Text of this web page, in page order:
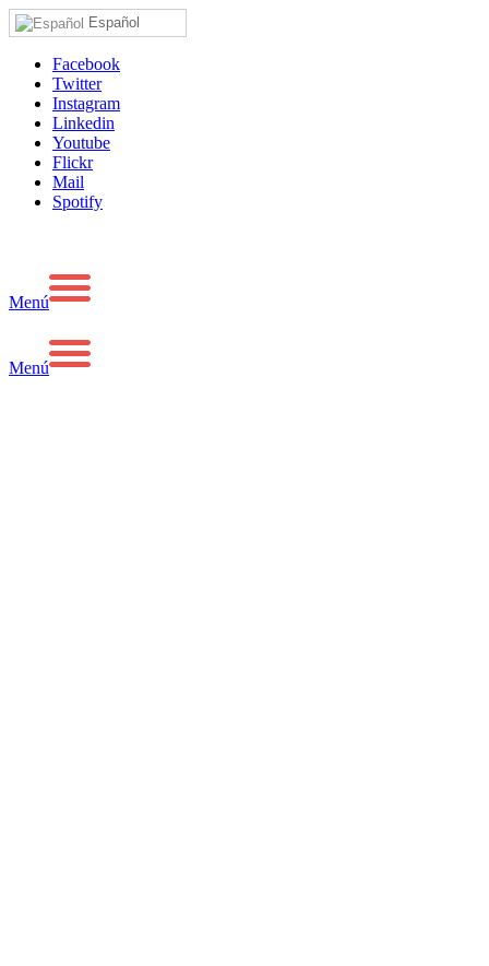
Español
Facebook
Twitter
Instagram
Linkedin
Youtube
Flickr
Mail
Spotify
Menú
Menú